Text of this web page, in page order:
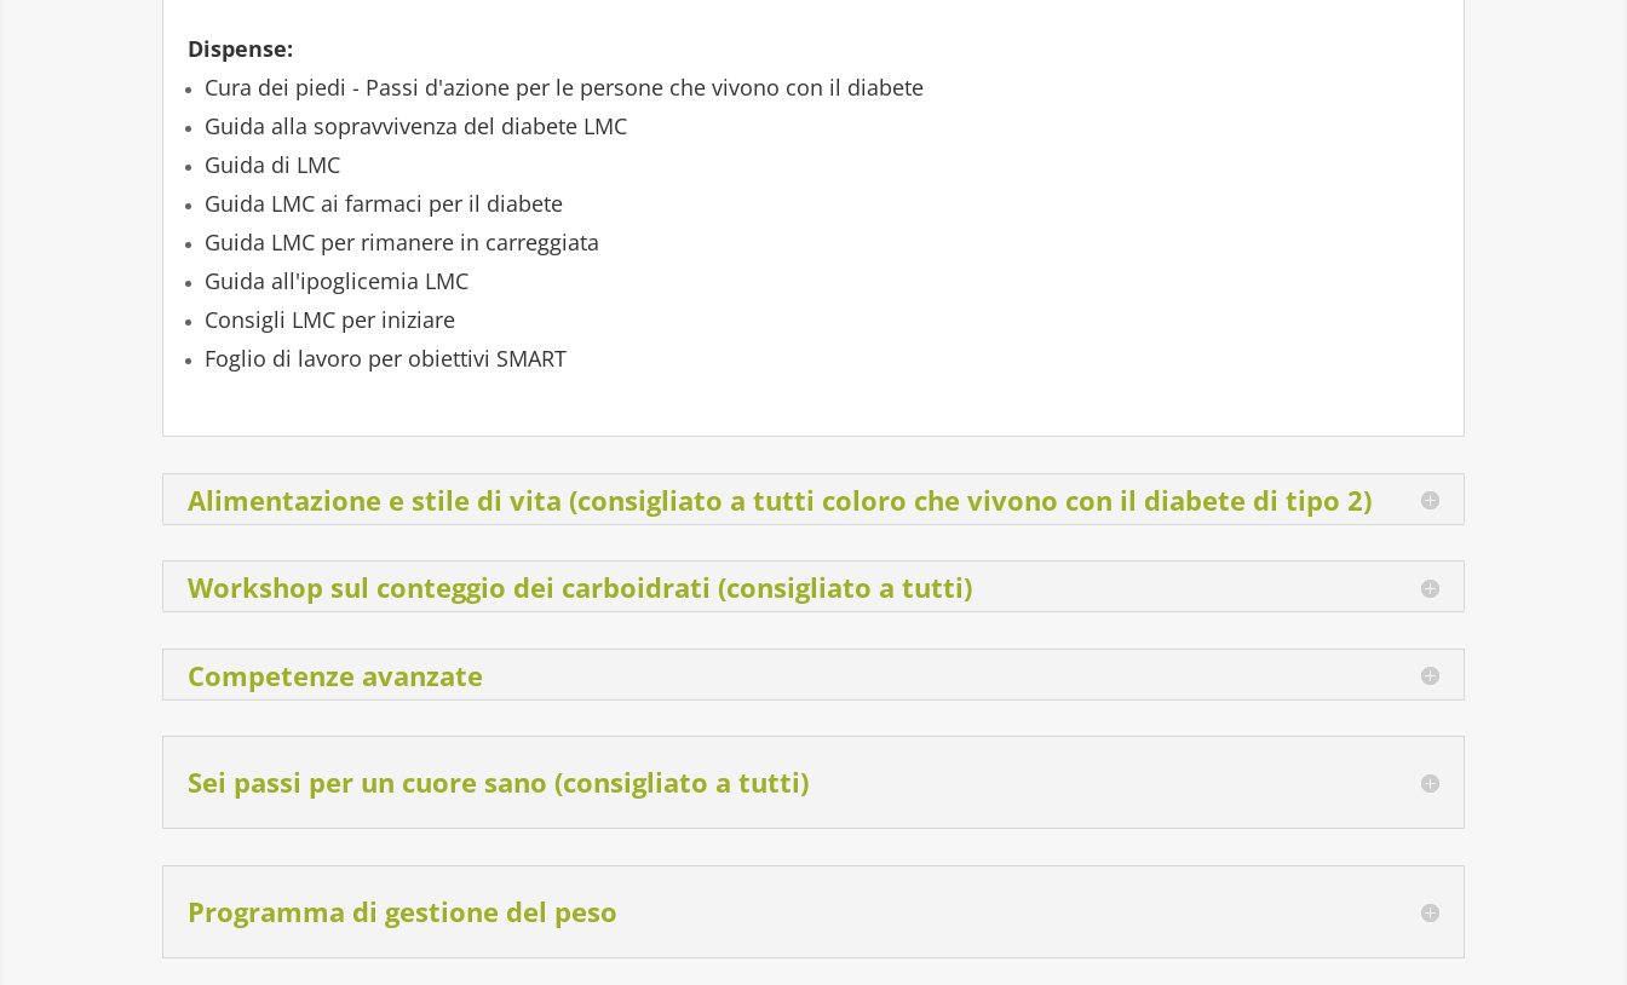
Dispense:
Cura dei piedi - Passi d'azione per le persone che vivono con il diabete
Guida alla sopravvivenza del diabete LMC
Guida di LMC
Guida LMC ai farmaci per il diabete
Guida LMC per rimanere in carreggiata
Guida all'ipoglicemia LMC
Consigli LMC per iniziare
Foglio di lavoro per obiettivi SMART
Alimentazione e stile di vita (consigliato a tutti coloro che vivono con il diabete di tipo 2)
Workshop sul conteggio dei carboidrati (consigliato a tutti)
Competenze avanzate
Sei passi per un cuore sano (consigliato a tutti)
Programma di gestione del peso